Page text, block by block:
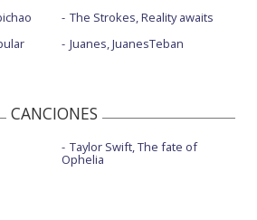
The Strokes, Reality awaits
Juanes, JuanesTeban
CANCIONES
Taylor Swift, The fate of
Ophelia